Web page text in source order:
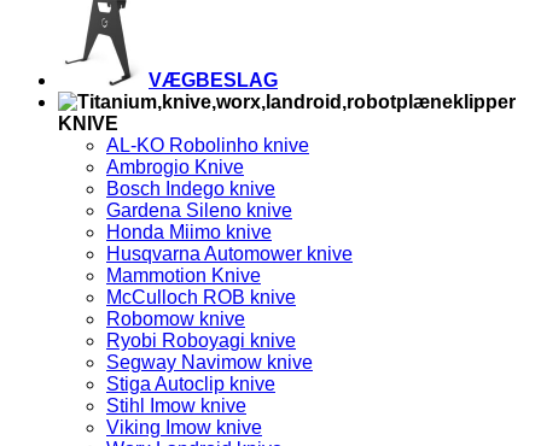
VÆGBESLAG
KNIVE
AL-KO Robolinho knive
Ambrogio Knive
Bosch Indego knive
Gardena Sileno knive
Honda Miimo knive
Husqvarna Automower knive
Mammotion Knive
McCulloch ROB knive
Robomow knive
Ryobi Roboyagi knive
Segway Navimow knive
Stiga Autoclip knive
Stihl Imow knive
Viking Imow knive